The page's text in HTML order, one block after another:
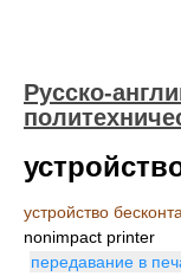
Русско-
устройство
nonimpact printer
передавание в